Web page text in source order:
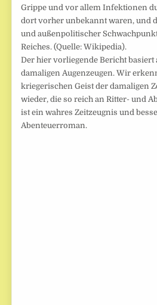
Grippe und vor allem Infektionen
dort vorher unbekannt waren, und
und außenpolitischer
Reiches. (Quelle: Wikipedia).
Der hier vorliegende Bericht basiert
damaligen Augenzeugen. Wir
kriegerischen Geist der damaligen
wieder, die so reich an Ritter- und
ist ein wahres Zeitzeugnis und
Abenteuerroman.